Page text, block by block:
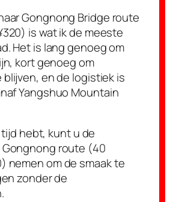
Gongnong Bridge route
is wat ik de meeste
Het is lang genoeg om
kort genoeg om
en de logistiek is
Yangshuo Mountain
hebt, kunt u de
route (40
nemen om de smaak te
zonder de